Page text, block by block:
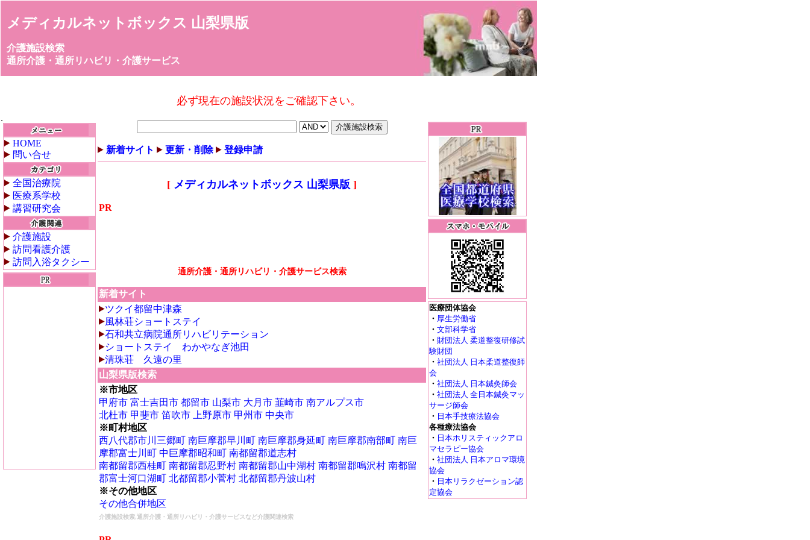
メディカルネットボックス 山梨県版
介護施設検索
通所介護・通所リハビリ・介護サービス
必ず現在の施設状況をご確認下さい。
HOME
問い合せ
全国治療院
医療系学校
講習研究会
介護施設
訪問看護介護
訪問入浴タクシー
新着サイト 更新・削除 登録申請
[ メディカルネットボックス 山梨県版 ]
PR
通所介護・通所リハビリ・介護サービス検索
新着サイト
ツクイ都留中津森
風林荘ショートステイ
石和共立病院通所リハビリテーション
ショートステイ わかやなぎ池田
清珠荘 久遠の里
山梨県版検索
※市地区
甲府市 富士吉田市 都留市 山梨市 大月市 韮崎市 南アルプス市
北杜市 甲斐市 笛吹市 上野原市 甲州市 中央市
※町村地区
西八代郡市川三郷町 南巨摩郡早川町 南巨摩郡身延町 南巨摩郡南部町 南巨
摩郡富士川町 中巨摩郡昭和町 南都留郡道志村
南都留郡西桂町 南都留郡忍野村 南都留郡山中湖村 南都留郡鳴沢村 南都留
郡富士河口湖町 北都留郡小菅村 北都留郡丹波山村
※その他地区
その他合併地区
介護施設検索,通所介護・通所リハビリ・介護サービスなど介護関連検索
医療団体協会
・ 厚生労働省
・ 文部科学省
・ 財団法人 柔道整復研修試
験財団
・ 社団法人 日本柔道整復師
会
・ 社団法人 日本鍼灸師会
・ 社団法人 全日本鍼灸マッ
サージ師会
・ 日本手技療法協会
各種療法協会
・ 日本ホリスティックアロ
マセラピー協会
・ 社団法人 日本アロマ環境
協会
・ 日本リラクゼーション認
定協会